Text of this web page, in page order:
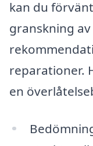
kan du
granskning
reparationer.
en